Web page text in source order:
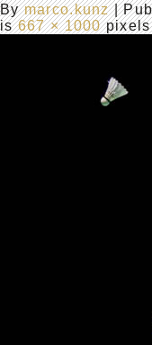
Bymarco.kunz |
is667 × 1000pixels